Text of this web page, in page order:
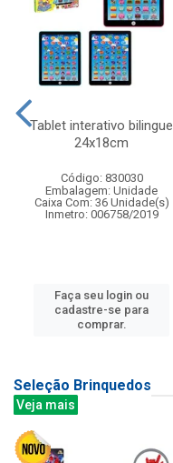
Tablet interativo bilingue
24x18cm
Código: 830030
Embalagem: Unidade
Caixa Com: 36 Unidade(s)
Inmetro: 006758/2019
Faça seu login ou
cadastre-se para
comprar.
Seleção Brinquedos
Veja mais